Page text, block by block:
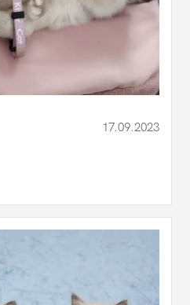
17.09.2023